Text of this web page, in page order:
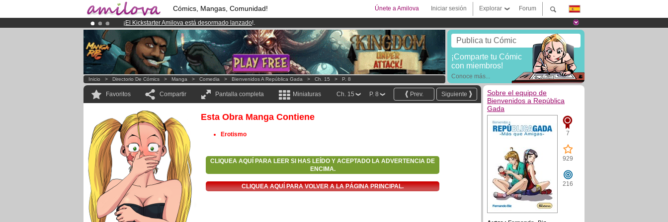
Cómics, Mangas, Comunidad! Forum
Explorar
Iniciar sesión
Únete a Amilova
¡ El Kickstarter Amilova está desormado lanzado!.
¡Conviertete en Premium por3.95 eurosal mes!Hazte Premium ya
¡Ya tenemos 134393miembrosy 1208 Cómics y Mangas!.
Publica tu Cómic
¡Comparte tu Cómic
con miembros!
Conoce más...
Inicio > Directorio De Cómics > Manga > Comedia > Bienvenidos A República Gada > Ch. 15 > P. 8
Favoritos Compartir Pantalla completa Miniaturas Siguiente
Prev.
P. 8
Ch. 15
Esta Obra Manga Contiene
Erotismo
CLIQUEA AQUÍ PARA LEER SI HAS LEÍDO Y ACEPTADO LA ADVERTENCIA DE
ENCIMA.
CLIQUEA AQUÍ PARA VOLVER A LA PÁGINA PRINCIPAL.
Sobre el equipo de
Bienvenidos a República
Gada
7
929
216